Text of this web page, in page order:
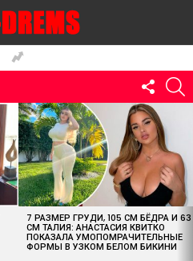
US
7 РАЗМЕР ГРУДИ, 105 СМ БЁДРА И 63
СМ ТАЛИЯ: АНАСТАСИЯ КВИТКО
ПОКАЗАЛА УМОПОМРАЧИТЕЛЬНЫЕ
ФОРМЫ В УЗКОМ БЕЛОМ БИКИНИ